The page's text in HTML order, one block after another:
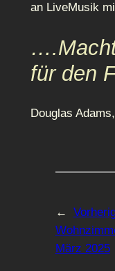
an LiveMusik
für den
Douglas
←
März 2025